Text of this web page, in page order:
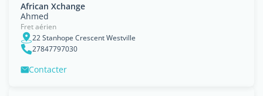
African Xchange
Ahmed
Fret aérien
22 Stanhope Crescent Westville
27847797030
Contacter